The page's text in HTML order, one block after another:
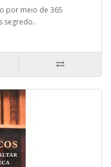
por meio de 365
segredo..